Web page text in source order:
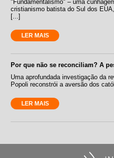
"Fundamentalismo" – uma
cristianismo batista do Sul dos
[...]
LER MAIS
Por que não se reconciliam? A
Uma aprofundada investigação da
Popoli reconstrói a aversão dos
LER MAIS